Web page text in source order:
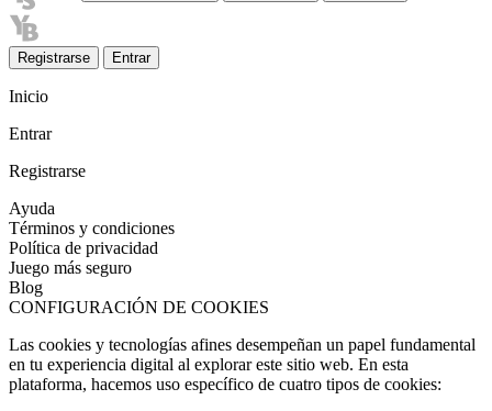
Registrarse Entrar
Inicio
Entrar
Registrarse
Ayuda
Términos y condiciones
Política de privacidad
Juego más seguro
Blog
CONFIGURACIÓN DE COOKIES
Las cookies y tecnologías afines desempeñan un papel fundamental
en tu experiencia digital al explorar este sitio web. En esta
plataforma, hacemos uso específico de cuatro tipos de cookies: